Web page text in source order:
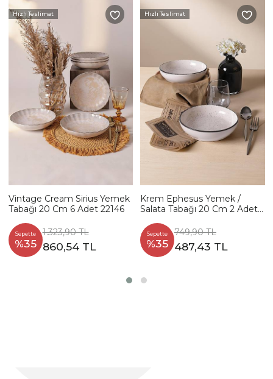
Hızlı Teslimat
Vintage Cream Sirius Yemek
Tabağı 20 Cm 6 Adet 22146
Sepette
%35
1.323,90 TL
860,54 TL
Hızlı Teslimat
Krem Ephesus Yemek /
Salata Tabağı 20 Cm 2 Adet
Sepette
%35
749,90 TL
487,43 TL